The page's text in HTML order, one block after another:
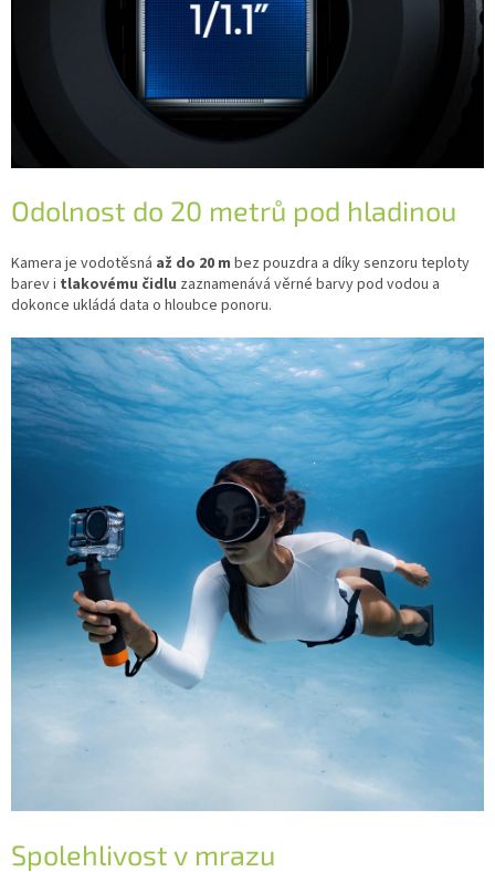
Odolnost do 20 metrů pod hladinou
Kamera je vodotěsná až do 20 m bez pouzdra a díky senzoru teploty
barev i tlakovému čidlu zaznamenává věrné barvy pod vodou a
dokonce ukládá data o hloubce ponoru.
Spolehlivost v mrazu